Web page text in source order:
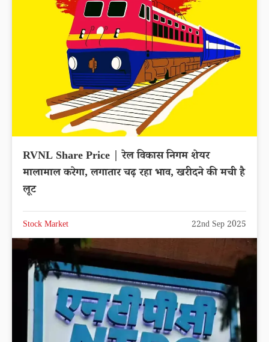
RVNL Share Price | रेल विकास निगम शेयर
मालामाल करेगा, लगातार चढ़ रहा भाव, खरीदने की मची है
लूट
Stock Market 22nd Sep 2025